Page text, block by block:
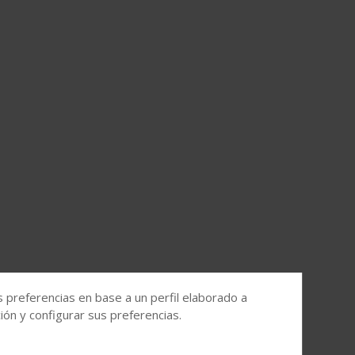
en base a un perfil elaborado a
y configurar sus preferencias.